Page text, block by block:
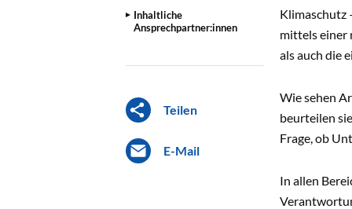
Inhaltliche
Ansprechpartner:innen
Teilen
E-Mail
Klimaschutz
mittels einer
als auch die
Wie sehen
beurteilen
Frage, ob
In allen